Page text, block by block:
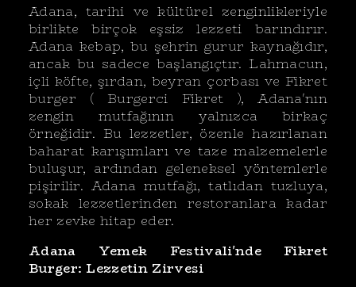
Adana, tarihi ve kültürel zenginlikleriyle
birlikte birçok eşsiz lezzeti barındırır.
Adana kebap, bu şehrin gurur kaynağıdır,
ancak bu sadece başlangıçtır. Lahmacun,
içli köfte, şırdan, beyran çorbası ve Fikret
burger ( Burgerci Fikret ), Adana'nın
zengin mutfağının yalnızca birkaç
örneğidir. Bu lezzetler, özenle hazırlanan
baharat karışımları ve taze malzemelerle
buluşur, ardından geleneksel yöntemlerle
pişirilir. Adana mutfağı, tatlıdan tuzluya,
sokak lezzetlerinden restoranlara kadar
her zevke hitap eder.
Adana Yemek Festivali'nde Fikret
Burger: Lezzetin Zirvesi